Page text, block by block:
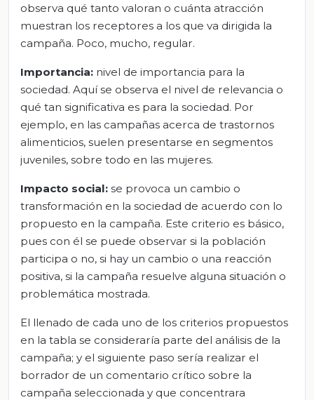
observa qué tanto valoran o cuánta atracción
muestran los receptores a los que va dirigida la
campaña. Poco, mucho, regular.
Importancia: nivel de importancia para la
sociedad. Aquí se observa el nivel de relevancia o
qué tan significativa es para la sociedad. Por
ejemplo, en las campañas acerca de trastornos
alimenticios, suelen presentarse en segmentos
juveniles, sobre todo en las mujeres.
Impacto social: se provoca un cambio o
transformación en la sociedad de acuerdo con lo
propuesto en la campaña. Este criterio es básico,
pues con él se puede observar si la población
participa o no, si hay un cambio o una reacción
positiva, si la campaña resuelve alguna situación o
problemática mostrada.
El llenado de cada uno de los criterios propuestos
en la tabla se consideraría parte del análisis de la
campaña; y el siguiente paso sería realizar el
borrador de un comentario crítico sobre la
campaña seleccionada y que concentrara